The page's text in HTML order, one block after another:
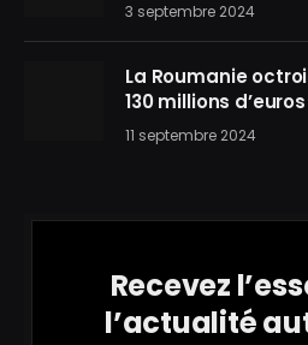
3 septembre 2024
La Roumanie
130 millions
11 septembre 2024
Recevez
l’actualité